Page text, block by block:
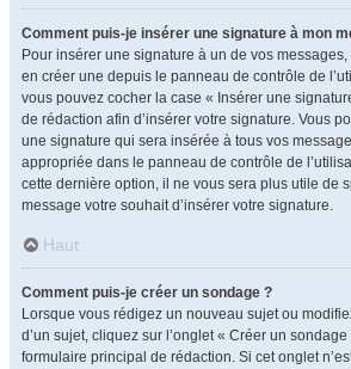
Comment puis-je insérer une signature à mon
Pour insérer une signature à un de vos messages,
en créer une depuis le panneau de contrôle de
vous pouvez cocher la case « Insérer une
de rédaction afin d’insérer votre signature. Vous
une signature qui sera insérée à tous vos
appropriée dans le panneau de contrôle de
cette dernière option, il ne vous sera plus utile de
message votre souhait d’insérer votre signature.
Haut
Comment puis-je créer un sondage ?
Lorsque vous rédigez un nouveau sujet ou
d’un sujet, cliquez sur l’onglet « Créer un
formulaire principal de rédaction. Si cet onglet